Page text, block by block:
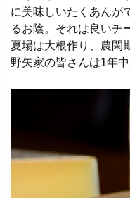
に美味しいたくあんが
るお陰。それは良いチ
夏場は大根作り、農閑
野矢家の皆さんは1年